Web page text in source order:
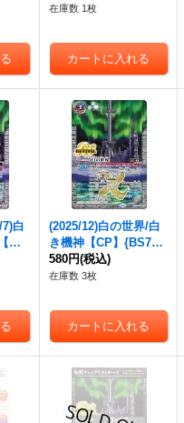
S52-TX02}《白》
在庫数 1枚
7)白
【転
B
(2025/12)白の世界/白
き機神 【CP】{BS73-
TCP04a/BS73-TCP04
b}《白》
580円(税込)
在庫数 3枚